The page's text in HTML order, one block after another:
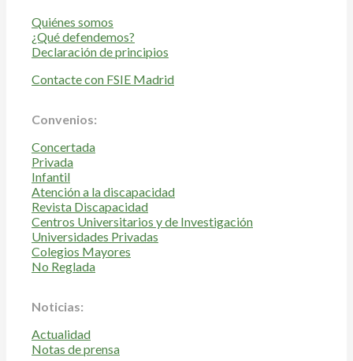
Quiénes somos
¿Qué defendemos?
Declaración de principios
Contacte con FSIE Madrid
Convenios:
Concertada
Privada
Infantil
Atención a la discapacidad
Revista Discapacidad
Centros Universitarios y de Investigación
Universidades Privadas
Colegios Mayores
No Reglada
Noticias:
Actualidad
Notas de prensa